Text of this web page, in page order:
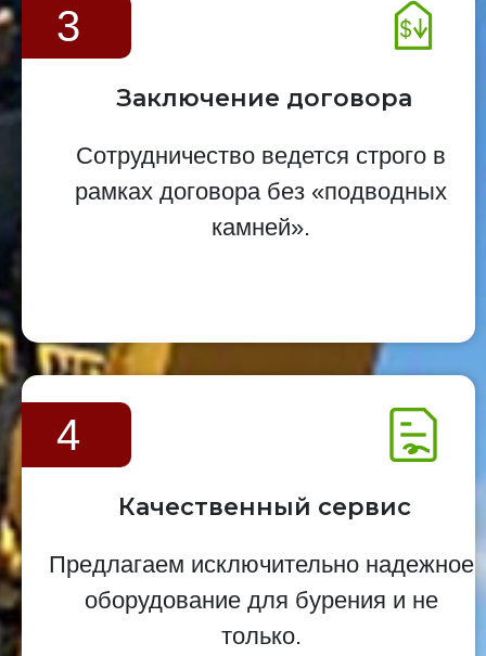
3
Заключение договора
Сотрудничество ведется строго в
рамках договора без «подводных
камней».
4
Качественный сервис
Предлагаем исключительно надежное
оборудование для бурения и не
только.